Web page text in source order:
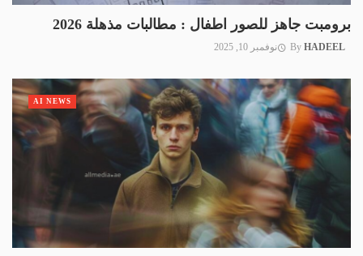
برومبت جاهز للصور اطفال : مطالبات مذهلة 2026
By HADEEL نوفمبر 10, 2025
AI NEWS